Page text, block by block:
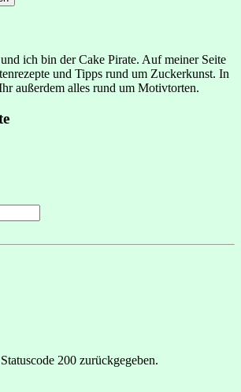
ich bin der Cake Pirate. Auf meiner Seite
und Tipps rund um Zuckerkunst. In
außerdem alles rund um Motivtorten.
200 zurückgegeben.